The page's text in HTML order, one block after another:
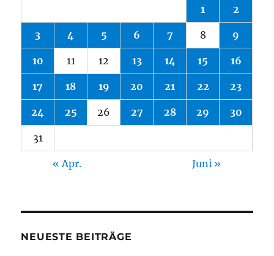
1 2
3 4 5 6 7 8 9
10 11 12 13 14 15 16
17 18 19 20 21 22 23
24 25 26 27 28 29 30
31
« Apr. Juni »
NEUESTE BEITRÄGE